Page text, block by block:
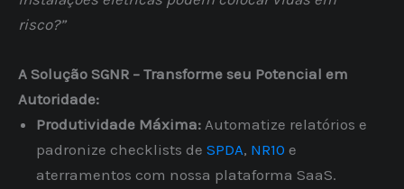
risco?”
A Solução SGNR – Transforme seu Potencial em
Autoridade:
Produtividade Máxima: Automatize relatórios e
padronize checklists de SPDA, NR10 e
aterramentos com nossa plataforma SaaS.